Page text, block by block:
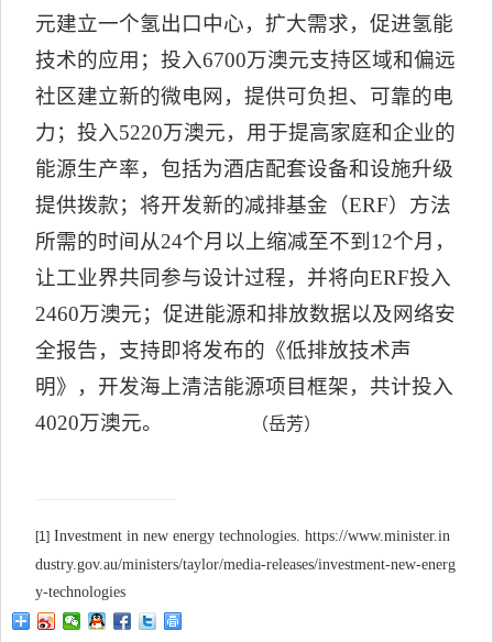
元建立一个氢出口中心，扩大需求，促进氢能
技术的应用；投入6700万澳元支持区域和偏远
社区建立新的微电网，提供可负担、可靠的电
力；投入5220万澳元，用于提高家庭和企业的
能源生产率，包括为酒店配套设备和设施升级
提供拨款；将开发新的减排基金（ERF）方法
所需的时间从24个月以上缩减至不到 12个月，
让工业界共同参与设计过程，并将向ERF投入
2460万澳元；促进能源和排放数据以及网络安
全报告，支持即将发布的《低排放技术声
明》，开发海上清洁能源项目框架，共计投入
4020万澳元。 （岳芳）
[1] Investment in new energy technologies. https://www.minister.in
dustry.gov.au/ministers/taylor/media-releases/investment-new-energ
y-technologies